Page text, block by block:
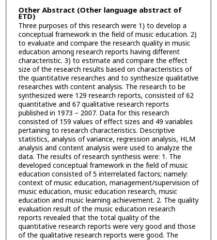
Other Abstract (Other language abstract of
ETD)
Three purposes of this research were 1) to develop a
conceptual framework in the field of music education. 2)
to evaluate and compare the research quality in music
education among research reports having different
characteristic. 3) to estimate and compare the effect
size of the research results based on characteristics of
the quantitative researches and to synthesize qualitative
researches with content analysis. The research to be
synthesized were 129 research reports, consisted of 62
quantitative and 67 qualitative research reports
published in 1973 – 2007. Data for this research
consisted of 159 values of effect sizes and 49 variables
pertaining to research characteristics. Descriptive
statistics, analysis of variance, regression analysis, HLM
analysis and content analysis were used to analyze the
data. The results of research synthesis were: 1. The
developed conceptual framework in the field of music
education consisted of 5 interrelated factors; namely:
context of music education, management/supervision of
music education, music education research, music
education and music learning achievement. 2. The quality
evaluation result of the music education research
reports revealed that the total quality of the
quantitative research reports were very good and those
of the qualitative research reports were good. The